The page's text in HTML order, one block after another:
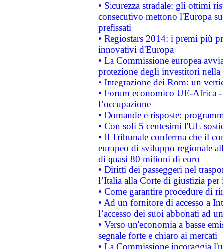
• Sicurezza stradale: gli ottimi
consecutivo mettono l'Europa
prefissati
• Regiostars 2014: i premi più
innovativi d'Europa
• La Commissione europea
protezione degli investitori
• Integrazione dei Rom: un
• Forum economico UE-Africa -
l’occupazione
• Domande e risposte:
• Con soli 5 centesimi l'UE
• Il Tribunale conferma che il
europeo di sviluppo regionale
di quasi 80 milioni di euro
• Diritti dei passeggeri nel
l’Italia alla Corte di giustizia
• Come garantire procedure di
• Ad un fornitore di accesso a
l’accesso dei suoi abbonati ad
• Verso un'economia a basse
segnale forte e chiaro ai mercati
• La Commissione incoraggia